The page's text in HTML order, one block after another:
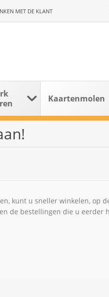
MET DE KLANT
Kaartenmolen
kunt u sneller winkelen, op
de bestellingen die u eerder